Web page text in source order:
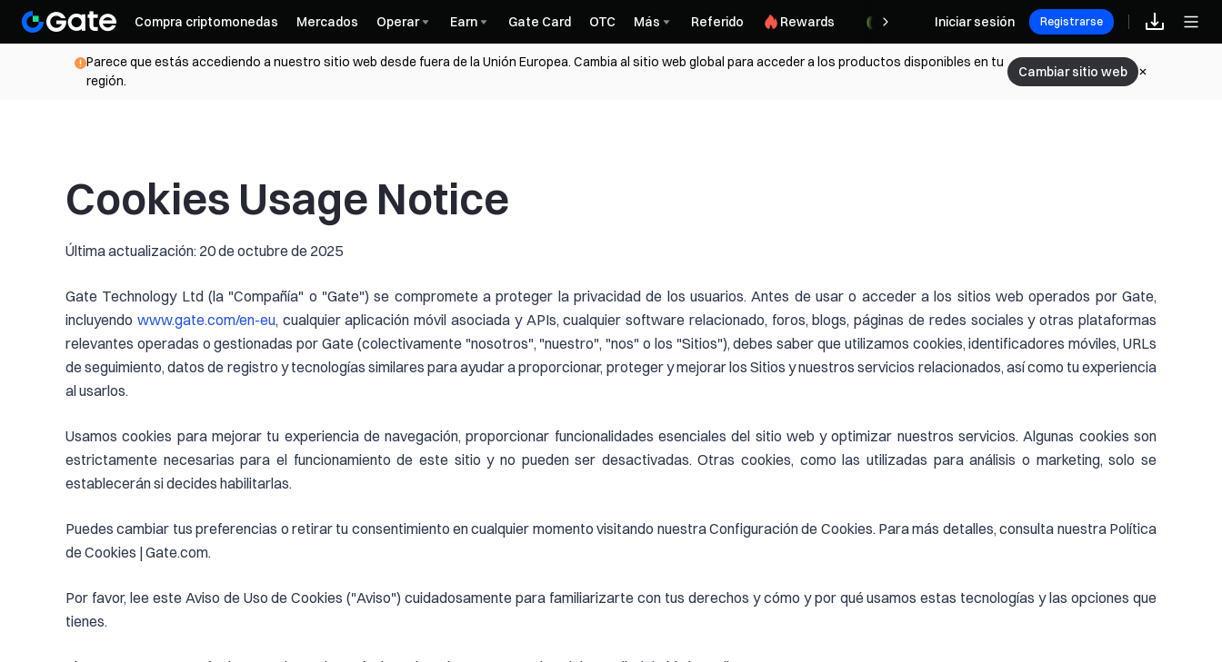
Compra criptomonedas Mercados Operar Earn Gate Card OTC Más Referido Rewards Iniciar sesión Registrarse
Parece que estás accediendo a nuestro sitio web desde fuera de la Unión Europea. Cambia al sitio web global para acceder a los productos disponibles en tu
región.
Cambiar sitio web
Cookies Usage Notice
Última actualización: 20 de octubre de 2025
Gate Technology Ltd (la "Compañía" o "Gate") se compromete a proteger la privacidad de los usuarios. Antes de usar o acceder a los sitios web operados por Gate,
incluyendo www.gate.com/en-eu, cualquier aplicación móvil asociada y APIs, cualquier software relacionado, foros, blogs, páginas de redes sociales y otras plataformas
relevantes operadas o gestionadas por Gate (colectivamente "nosotros", "nuestro", "nos" o los "Sitios"), debes saber que utilizamos cookies, identificadores móviles, URLs
de seguimiento, datos de registro y tecnologías similares para ayudar a proporcionar, proteger y mejorar los Sitios y nuestros servicios relacionados, así como tu experiencia
al usarlos.
Usamos cookies para mejorar tu experiencia de navegación, proporcionar funcionalidades esenciales del sitio web y optimizar nuestros servicios. Algunas cookies son
estrictamente necesarias para el funcionamiento de este sitio y no pueden ser desactivadas. Otras cookies, como las utilizadas para análisis o marketing, solo se
establecerán si decides habilitarlas.
Puedes cambiar tus preferencias o retirar tu consentimiento en cualquier momento visitando nuestra Configuración de Cookies. Para más detalles, consulta nuestra Política
de Cookies | Gate.com.
Por favor, lee este Aviso de Uso de Cookies ("Aviso") cuidadosamente para familiarizarte con tus derechos y cómo y por qué usamos estas tecnologías y las opciones que
tienes.